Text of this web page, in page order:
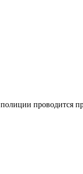
проводится